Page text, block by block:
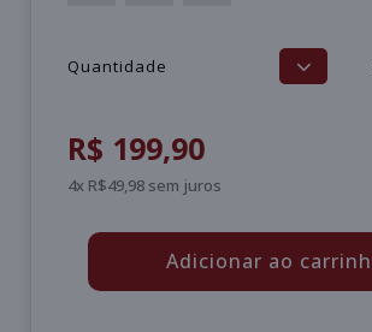
Quantidade
R$ 199,90
4x R$49,98 sem juros
Adicionar ao